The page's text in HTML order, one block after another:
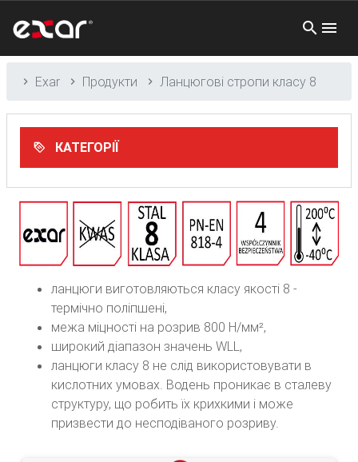
Exar Продукти Ланцюгові стропи класу 8
КАТЕГОРІЇ
ланцюги виготовляються класу якості 8 -
термічно поліпшені,
межа міцності на розрив 800 Н/мм²,
широкий діапазон значень WLL,
ланцюги класу 8 не слід використовувати в
кислотних умовах. Водень проникає в сталеву
структуру, що робить їх крихкими і може
призвести до несподіваного розриву.